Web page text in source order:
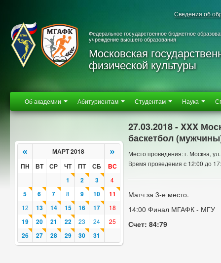
Сведения об
Федеральное государственное бюджетное
учреждение высшего образования
Московская
физической культуры
Об академии Абитуриентам Студентам Наука
« МАРТ 2018 »
ПН ВТ СР ЧТ ПТ СБ
ВС
1
2 3 4
5 6 7 8 9 10 11
12 13 14 15 16 17 18
19 20 21 22 23 24 25
26 27 28 29 30 31
27.03.2018 - XXX
баскетбол
Место проведения: г. Москва,
Время проведения с 12:00 до
Матч за 3-е место.
14:00 Финал МГАФК - МГУ
Счет: 84:79